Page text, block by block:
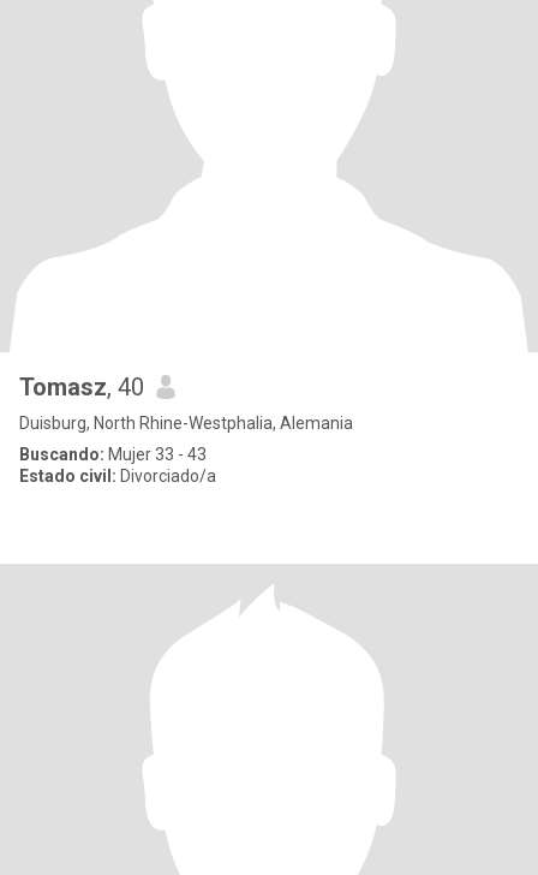
Tomasz, 40
Duisburg, North Rhine-Westphalia, Alemania
Buscando: Mujer 33 - 43
Estado civil: Divorciado/a